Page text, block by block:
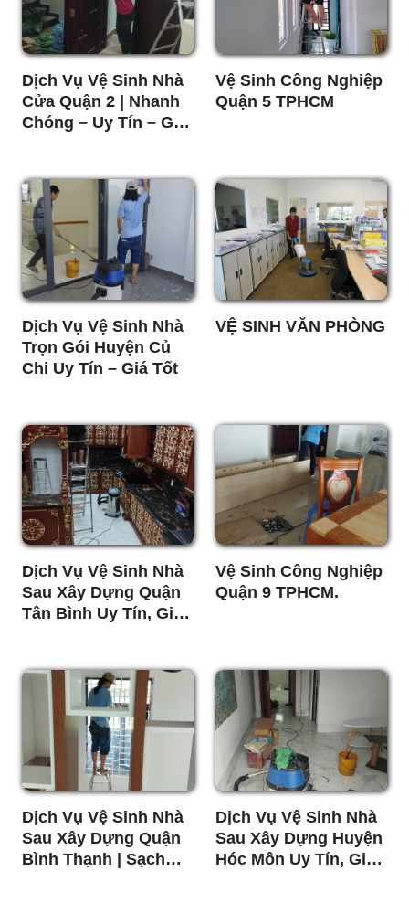
Dịch Vụ Vệ Sinh Nhà
Cửa Quận 2 | Nhanh
Chóng – Uy Tín – Giá
Vệ Sinh Công Nghiệp
Quận 5 TPHCM
Dịch Vụ Vệ Sinh Nhà
Trọn Gói Huyện Củ
Chi Uy Tín – Giá Tốt
VỆ SINH VĂN PHÒNG
Dịch Vụ Vệ Sinh Nhà
Sau Xây Dựng Quận
Tân Bình Uy Tín, Giá
Vệ Sinh Công Nghiệp
Quận 9 TPHCM.
Dịch Vụ Vệ Sinh Nhà
Sau Xây Dựng Quận
Bình Thạnh | Sạch
Dịch Vụ Vệ Sinh Nhà
Sau Xây Dựng Huyện
Hóc Môn Uy Tín, Giá